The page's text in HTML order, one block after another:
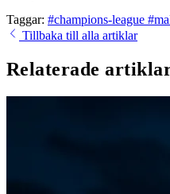
Taggar: #champions-league
Tillbaka till alla artiklar
Relaterade